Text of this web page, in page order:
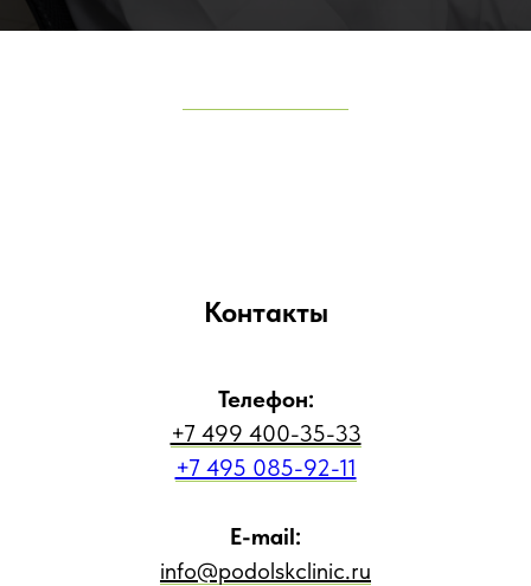
Контакты
Телефон:
+7 499 400-35-33
+7 495 085-92-11
E-mail:
info@podolskclinic.ru